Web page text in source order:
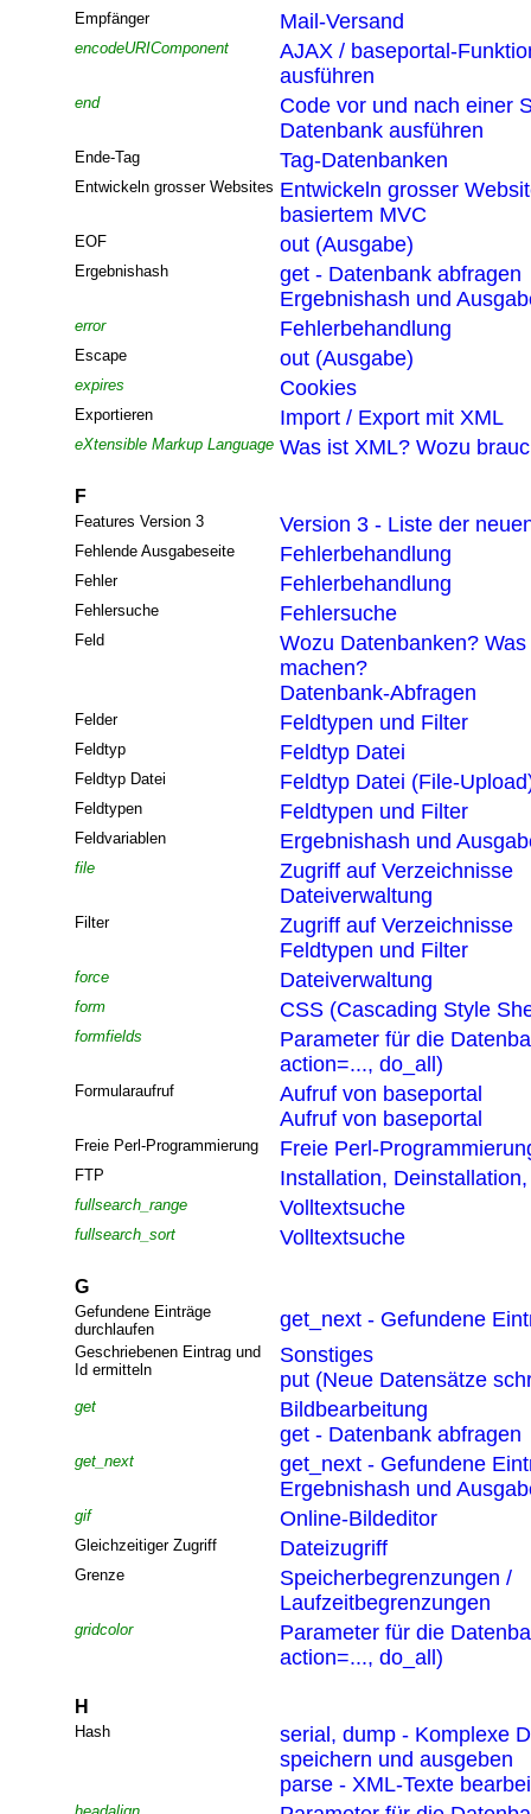
Empfänger Mail-Versand
encodeURIComponent
AJAX / baseportal-
ausführen
end
Code vor und nach einer
Datenbank ausführen
Ende-Tag Tag-Datenbanken
Entwickeln grosser Websites Entwickeln grosser
basiertem MVC
EOF out (Ausgabe)
Ergebnishash
get - Datenbank abfragen
Ergebnishash und
error Fehlerbehandlung
Escape out (Ausgabe)
expires Cookies
Exportieren Import / Export mit XML
eXtensible Markup Language Was ist XML? Wozu
F
Features Version 3 Version 3 - Liste der
Fehlende Ausgabeseite Fehlerbehandlung
Fehler Fehlerbehandlung
Fehlersuche Fehlersuche
Feld
Wozu Datenbanken?
machen?
Datenbank-Abfragen
Felder Feldtypen und Filter
Feldtyp Feldtyp Datei
Feldtyp Datei Feldtyp Datei (File-
Feldtypen Feldtypen und Filter
Feldvariablen Ergebnishash und
file
Zugriff auf Verzeichnisse
Dateiverwaltung
Filter
Zugriff auf Verzeichnisse
Feldtypen und Filter
force Dateiverwaltung
form CSS (Cascading Style
formfields
Parameter für die
action=..., do_all)
Formularaufruf
Aufruf von baseportal
Aufruf von baseportal
Freie Perl-Programmierung Freie Perl-
FTP Installation,
fullsearch_range Volltextsuche
fullsearch_sort Volltextsuche
G
Gefundene Einträge
durchlaufen
get_next - Gefundene
Geschriebenen Eintrag und
Id ermitteln
Sonstiges
put (Neue Datensätze
get
Bildbearbeitung
get - Datenbank abfragen
get_next
get_next - Gefundene
Ergebnishash und
gif Online-Bildeditor
Gleichzeitiger Zugriff Dateizugriff
Grenze
Speicherbegrenzungen /
Laufzeitbegrenzungen
gridcolor
Parameter für die
action=..., do_all)
H
Hash
serial, dump - Komplexe
speichern und ausgeben
parse - XML-Texte